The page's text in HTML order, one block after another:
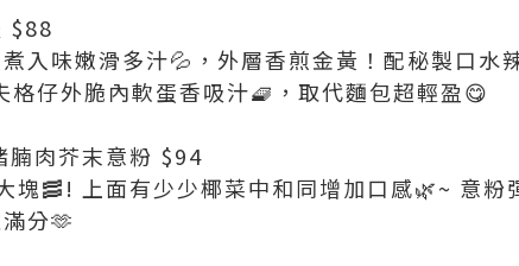
$88
入味嫩滑多汁💦，外層香煎金黃！配秘製口水
仔外脆內軟蛋香吸汁🧇，取代麵包超輕盈😋
腩肉芥末意粉 $94
塊🥓! 上面有少少椰菜中和同增加口感🌿~ 意粉
分🫶